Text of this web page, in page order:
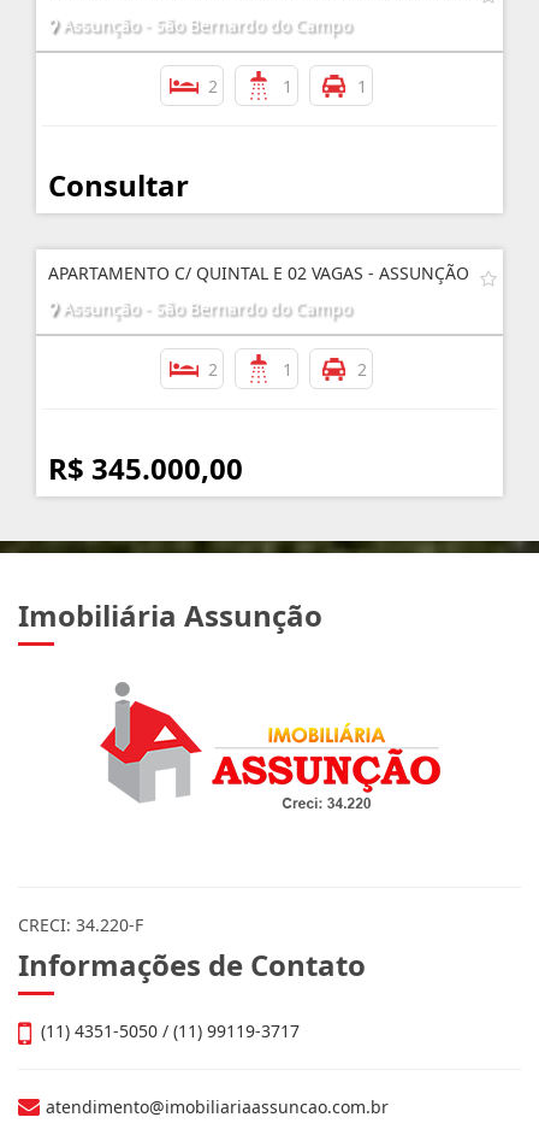
Assunção - São Bernardo do Campo
2 1 1
Consultar
APARTAMENTO C/ QUINTAL E 02 VAGAS - ASSUNÇÃO
Assunção - São Bernardo do Campo
2 1 2
R$ 345.000,00
Imobiliária Assunção
CRECI: 34.220-F
Informações de Contato
(11) 4351-5050 / (11) 99119-3717
atendimento@imobiliariaassuncao.com.br